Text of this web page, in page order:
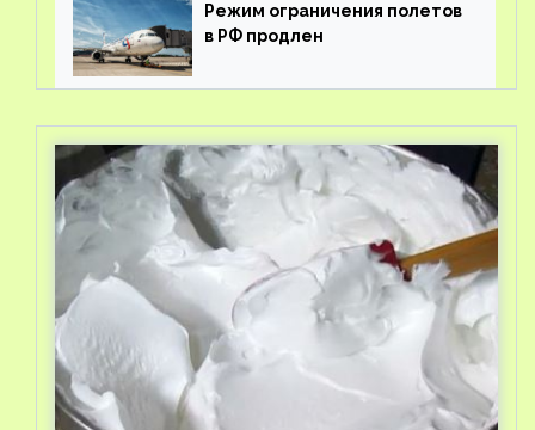
Режим ограничения полетов
в РФ продлен